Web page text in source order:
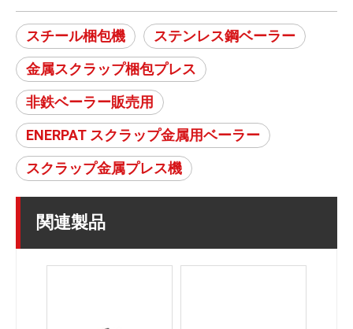
スチール梱包機
ステンレス鋼ベーラー
金属スクラップ梱包プレス
非鉄ベーラー販売用
ENERPAT スクラップ金属用ベーラー
スクラップ金属プレス機
関連製品